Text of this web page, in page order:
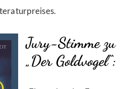
Jury-Stimme zu
„Der Goldvogel“: